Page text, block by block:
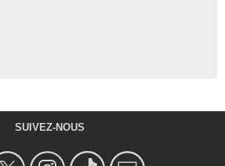
SUIVEZ-NOUS